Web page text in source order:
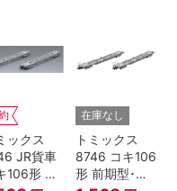
ックス
JR貨車
106形 前
在庫なし
トミックス
8746 コキ106
形 前期型･新